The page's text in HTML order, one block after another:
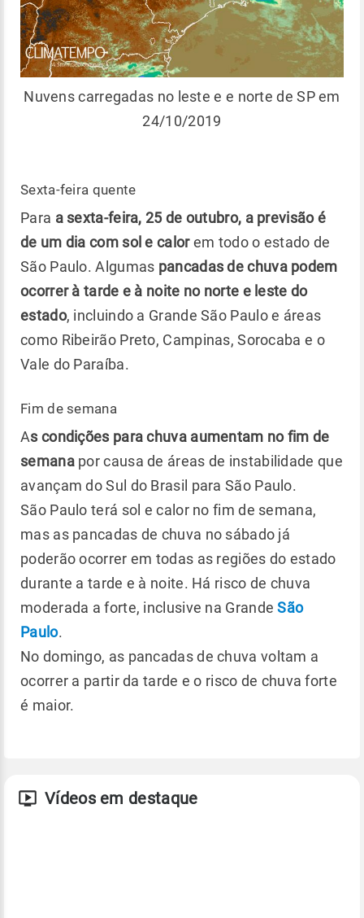
Nuvens carregadas no leste e e norte de SP em
24/10/2019
Sexta-feira quente
Para a sexta-feira, 25 de outubro, a previsão é
de um dia com sol e calorem todo o estado de
São Paulo. Algumas pancadas de chuva podem
ocorrer à tarde e à noite no norte e leste do
estado, incluindo a Grande São Paulo e áreas
como Ribeirão Preto, Campinas, Sorocaba e o
Vale do Paraíba.
Fim de semana
As condições para chuva aumentam no fim de
semanapor causa de áreas de instabilidade que
avançam do Sul do Brasil para São Paulo.
São Paulo terá sol e calor no fim de semana,
mas as pancadas de chuva no sábado já
poderão ocorrer em todas as regiões do estado
durante a tarde e à noite. Há risco de chuva
moderada a forte, inclusive na GrandeSão
Paulo.
No domingo, as pancadas de chuva voltam a
ocorrer a partir da tarde e o risco de chuva forte
é maior.
Vídeos em destaque